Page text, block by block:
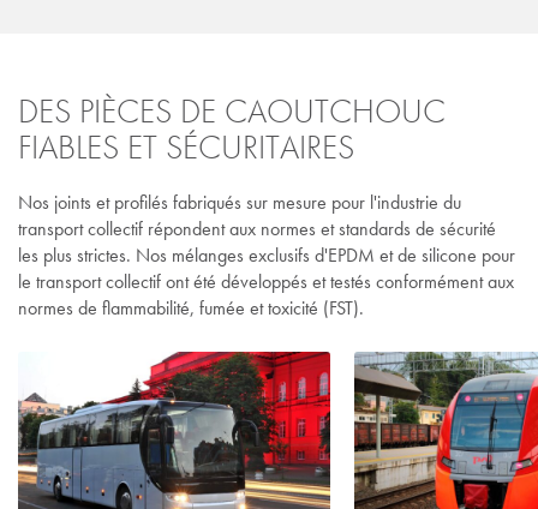
DES PIÈCES DE CAOUTCHOUC
FIABLES ET SÉCURITAIRES
Nos joints et profilés fabriqués sur mesure pour l'industrie du
transport collectif répondent aux normes et standards de sécurité
les plus strictes. Nos mélanges exclusifs d'EPDM et de silicone pour
le transport collectif ont été développés et testés conformément aux
normes de flammabilité, fumée et toxicité (FST).